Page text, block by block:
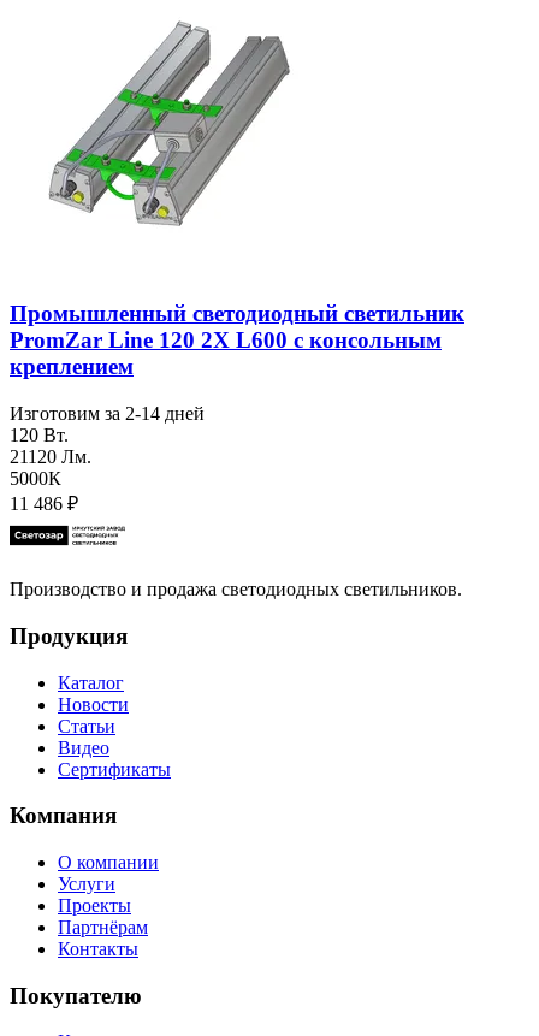
Промышленный светодиодный светильник
PromZar Line 120 2Х L600 с консольным
креплением
Изготовим за 2-14 дней
120 Вт.
21120 Лм.
5000К
11 486 ₽
Производство и продажа светодиодных светильников.
Продукция
Каталог
Новости
Статьи
Видео
Сертификаты
Компания
О компании
Услуги
Проекты
Партнёрам
Контакты
Покупателю